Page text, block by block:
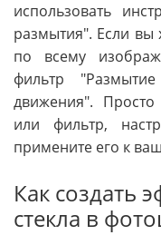
использовать
размытия". Если вы
по всему
фильтр
движения".
или фильтр,
примените его к
Как создать
стекла в